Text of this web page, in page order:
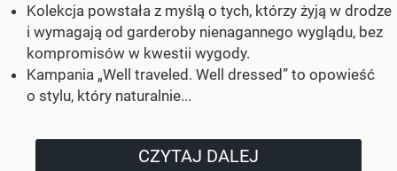
Kolekcja powstała z myślą o tych, którzy żyją w drodze
i wymagają od garderoby nienagannego wyglądu, bez
kompromisów w kwestii wygody.
Kampania „Well traveled. Well dressed” to opowieść
o stylu, który naturalnie...
CZYTAJ DALEJ